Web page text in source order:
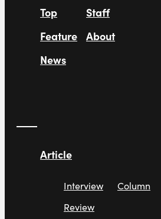
Top
Feature
News
Staff
About
Article
Interview
Review
Column